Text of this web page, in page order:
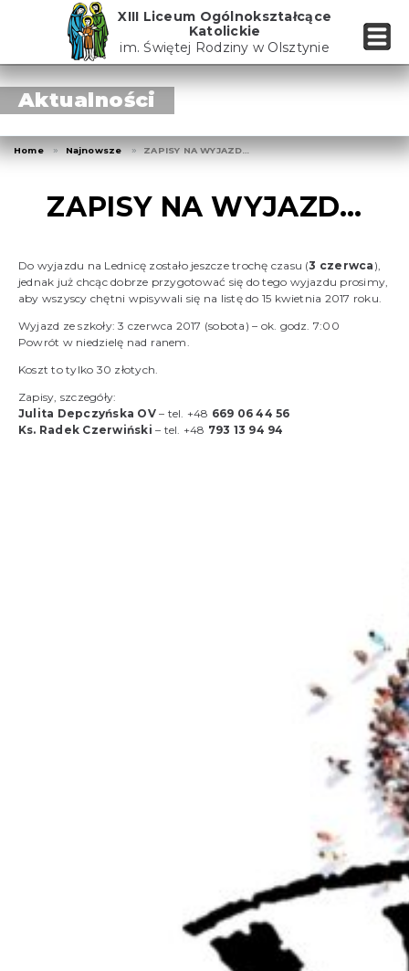
XIII Liceum Ogólnokształcące
Katolickie
im. Świętej Rodziny w Olsztynie
Aktualności
Home Najnowsze ZAPISY NA WYJAZD…
ZAPISY NA WYJAZD…
Do wyjazdu na Lednicę zostało jeszcze trochę czasu (3 czerwca ),
jednak już chcąc dobrze przygotować się do tego wyjazdu prosimy,
aby wszyscy chętni wpisywali się na listę do 15 kwietnia 2017 roku.
Wyjazd ze szkoły: 3 czerwca 2017 (sobota) – ok. godz. 7:00
Powrót w niedzielę nad ranem.
Koszt to tylko 30 złotych.
Zapisy, szczegóły:
Julita Depczyńska OV– tel. +48 669 06 44 56
Ks. Radek Czerwiński– tel. +48 793 13 94 94